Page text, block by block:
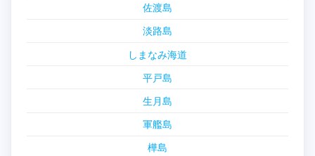
佐渡島
淡路島
しまなみ海道
平戸島
生月島
軍艦島
樺島